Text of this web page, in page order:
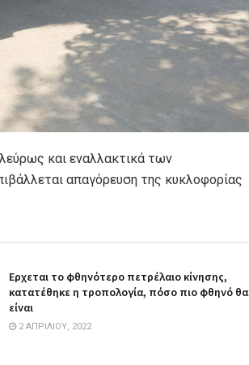
και εναλλακτικά των
απαγόρευση της κυκλοφορίας
Ερχεται το φθηνότερο πετρέλαιο κίνησης,
κατατέθηκε η τροπολογία, πόσο πιο φθηνό θα
είναι
2 ΑΠΡΙΛΊΟΥ, 2022